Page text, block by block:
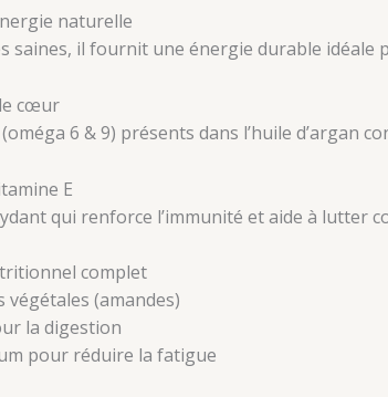
naturelle
saines, il fournit une énergie durable idéale
cœur
6 & 9) présents dans l’huile
E
qui renforce l’immunité et aide à lutter
complet
végétales (amandes)
la digestion
pour réduire la fatigue